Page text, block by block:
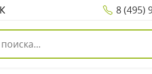
8 (495)